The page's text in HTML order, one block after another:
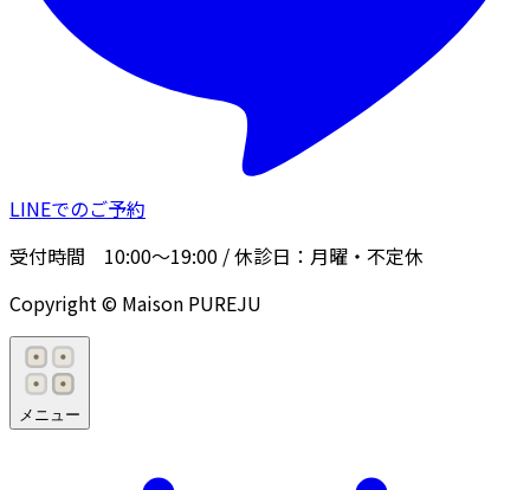
LINEでのご予約
受付時間 10:00〜19:00 / 休診日： 月曜・不定休
Copyright © Maison PUREJU
メニュー